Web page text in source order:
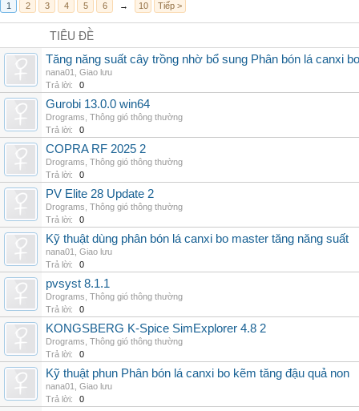
1 2 3 4 5 6 → 10 Tiếp >
TIÊU ĐỀ
Tăng năng suất cây trồng nhờ bổ sung Phân bón lá canxi
nana01
Giao lưu
Trả lời:
0
Gurobi 13.0.0 win64
Drograms Thông gió thông thường
Trả lời:
0
COPRA RF 2025 2
Drograms Thông gió thông thường
Trả lời:
0
PV Elite 28 Update 2
Drograms Thông gió thông thường
Trả lời:
0
Kỹ thuật dùng phân bón lá canxi bo master tăng năng suất
nana01
Giao lưu
Trả lời:
0
pvsyst 8.1.1
Drograms Thông gió thông thường
Trả lời:
0
KONGSBERG K-Spice SimExplorer 4.8 2
Drograms Thông gió thông thường
Trả lời:
0
Kỹ thuật phun Phân bón lá canxi bo kẽm tăng đậu quả non
nana01
Giao lưu
Trả lời:
0